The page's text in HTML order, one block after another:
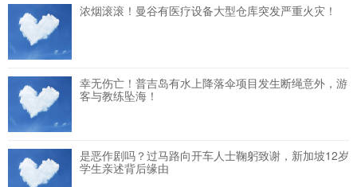
浓烟滚滚！曼谷有医疗设备大型仓库突发严重火灾！
幸无伤亡！普吉岛有水上降落伞项目发生断绳意外，游
客与教练坠海！
是恶作剧吗？过马路向开车人士鞠躬致谢，新加坡12岁
学生亲述背后缘由